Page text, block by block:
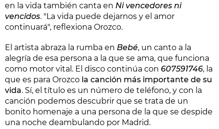
en la vida también canta en Ni vencedores ni
vencidos. "La vida puede dejarnos y el amor
continuará", reflexiona Orozco.
El artista abraza la rumba en Bebé, un canto a la
alegría de esa persona a la que se ama, que funciona
como motor vital. El disco continúa con 607591746, la
que es para Orozco la canción más importante de su
vida. Sí, el título es un número de teléfono, y con la
canción podemos descubrir que se trata de un
bonito homenaje a una persona de la que se despide
una noche deambulando por Madrid.